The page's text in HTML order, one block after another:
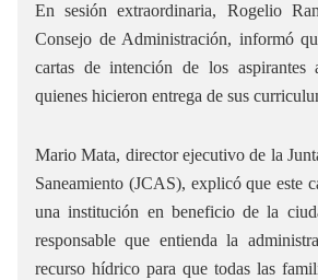
En sesión extraordinaria, Rogelio
Consejo de Administración, informó
cartas de intención de los aspirantes
quienes hicieron entrega de sus
Mario Mata, director ejecutivo de la
Saneamiento (JCAS), explicó que este
una institución en beneficio de la
responsable que entienda la
recurso hídrico para que todas las